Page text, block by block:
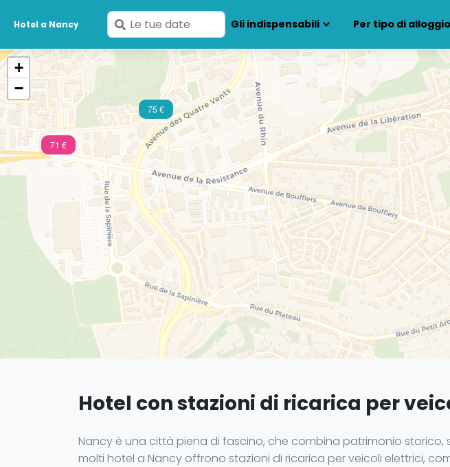
Hotel a Nancy
Inserisci
le
Gli indispensabili Per tipo di alloggio
71 €
75 €
+
−
Hotel con stazioni di ricarica per
Nancy è una città piena di fascino, che combina patrimonio
molti hotel a Nancy offrono stazioni di ricarica per veicoli elettrici,